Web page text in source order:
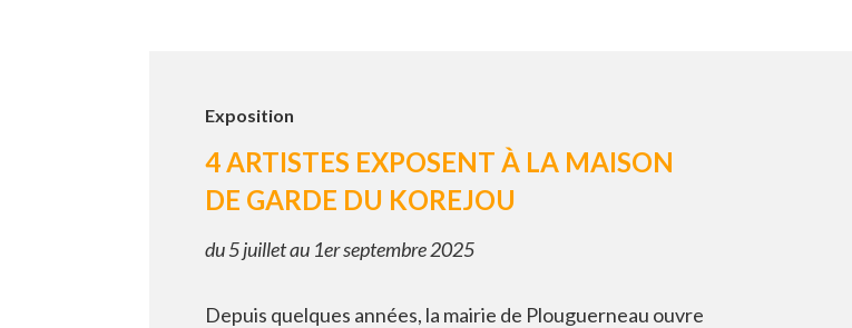
Exposition
4 ARTISTES EXPOSENT À LA MAISON
DE GARDE DU KOREJOU
du 5 juillet au 1er septembre 2025
Depuis quelques années, la mairie de Plouguerneau ouvre